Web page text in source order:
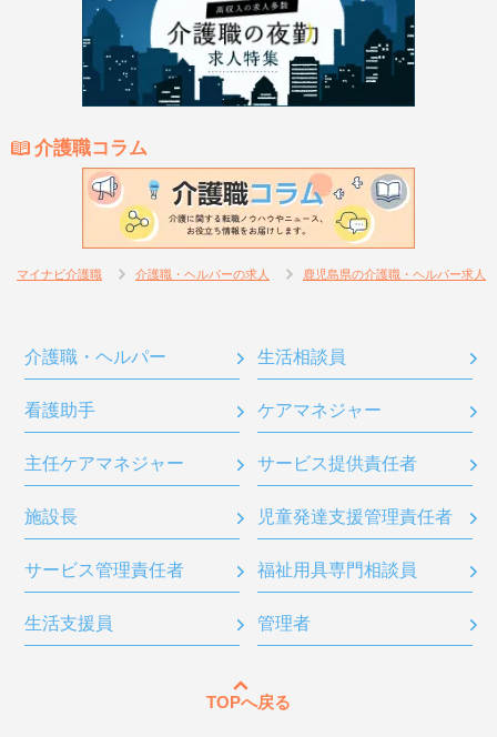
介護職コラム
マイナビ介護職 介護職・ヘルパーの求人 鹿児島県の介護職・ヘルパー求人
介護職・ヘルパー 生活相談員
看護助手 ケアマネジャー
主任ケアマネジャー サービス提供責任者
施設長 児童発達支援管理責任者
サービス管理責任者 福祉用具専門相談員
生活支援員 管理者
TOPへ戻る